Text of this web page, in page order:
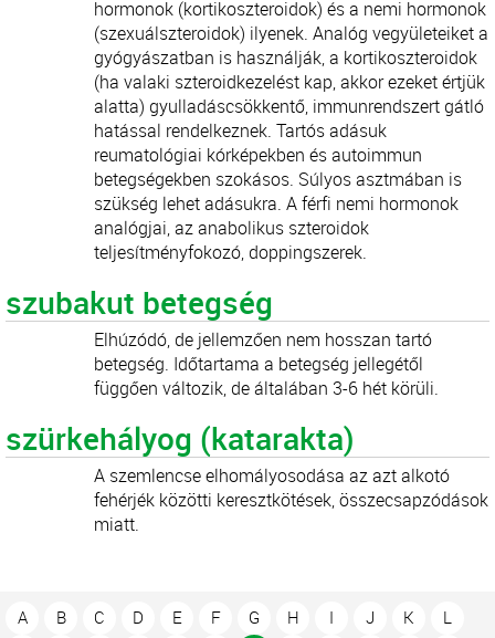
hormonok (kortikoszteroidok) és a nemi hormonok
(szexuálszteroidok) ilyenek. Analóg vegyületeiket a
gyógyászatban is használják, a kortikoszteroidok
(ha valaki szteroidkezelést kap, akkor ezeket értjük
alatta) gyulladáscsökkentő, immunrendszert gátló
hatással rendelkeznek. Tartós adásuk
reumatológiai kórképekben és autoimmun
betegségekben szokásos. Súlyos asztmában is
szükség lehet adásukra. A férfi nemi hormonok
analógjai, az anabolikus szteroidok
teljesítményfokozó, doppingszerek.
szubakut betegség
Elhúzódó, de jellemzően nem hosszan tartó
betegség. Időtartama a betegség jellegétől
függően változik, de általában 3-6 hét körüli.
szürkehályog (katarakta)
A szemlencse elhomályosodása az azt alkotó
fehérjék közötti keresztkötések, összecsapzódások
miatt.
A B C D E F G H I J K
L